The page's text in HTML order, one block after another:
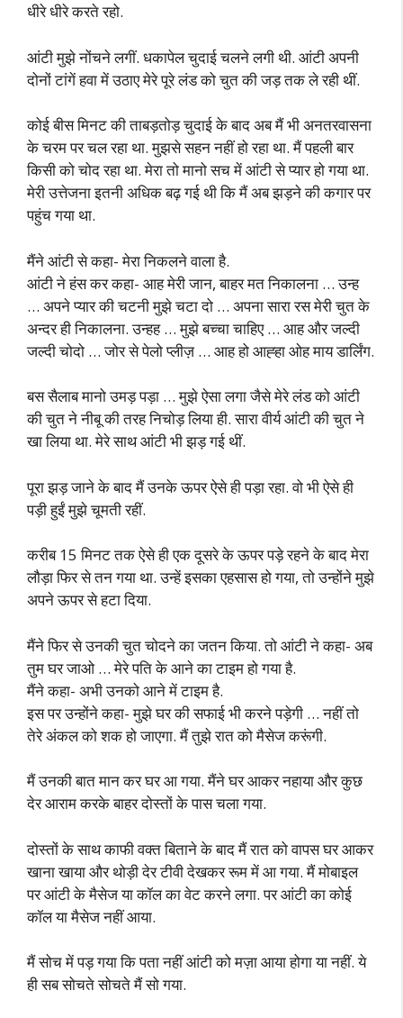
धीरे धीरे करते रहो.
आंटी मुझे नोंचने लगीं. धकापेल चुदाई चलने लगी थी. आंटी अपनी
दोनों टांगें हवा में उठाए मेरे पूरे लंड को चुत की जड़ तक ले रही थीं.
कोई बीस मिनट की ताबड़तोड़ चुदाई के बाद अब मैं भी अनतरवासना
के चरम पर चल रहा था. मुझसे सहन नहीं हो रहा था. मैं पहली बार
किसी को चोद रहा था. मेरा तो मानो सच में आंटी से प्यार हो गया था.
मेरी उत्तेजना इतनी अधिक बढ़ गई थी कि मैं अब झड़ने की कगार पर
पहुंच गया था.
मैंने आंटी से कहा- मेरा निकलने वाला है.
आंटी ने हंस कर कहा- आह मेरी जान, बाहर मत निकालना … उन्ह
… अपने प्यार की चटनी मुझे चटा दो … अपना सारा रस मेरी चुत के
अन्दर ही निकालना. उन्हह … मुझे बच्चा चाहिए … आह और जल्दी
जल्दी चोदो … जोर से पेलो प्लीज़ … आह हो आह्हा ओह माय डार्लिंग.
बस सैलाब मानो उमड़ पड़ा … मुझे ऐसा लगा जैसे मेरे लंड को आंटी
की चुत ने नीबू की तरह निचोड़ लिया ही. सारा वीर्य आंटी की चुत ने
खा लिया था. मेरे साथ आंटी भी झड़ गई थीं.
पूरा झड़ जाने के बाद मैं उनके ऊपर ऐसे ही पड़ा रहा. वो भी ऐसे ही
पड़ी हुईं मुझे चूमती रहीं.
करीब 15 मिनट तक ऐसे ही एक दूसरे के ऊपर पड़े रहने के बाद मेरा
लौड़ा फिर से तन गया था. उन्हें इसका एहसास हो गया, तो उन्होंने मुझे
अपने ऊपर से हटा दिया.
मैंने फिर से उनकी चुत चोदने का जतन किया. तो आंटी ने कहा- अब
तुम घर जाओ … मेरे पति के आने का टाइम हो गया है.
मैंने कहा- अभी उनको आने में टाइम है.
इस पर उन्होंने कहा- मुझे घर की सफाई भी करने पड़ेगी … नहीं तो
तेरे अंकल को शक हो जाएगा. मैं तुझे रात को मैसेज करूंगी.
मैं उनकी बात मान कर घर आ गया. मैंने घर आकर नहाया और कुछ
देर आराम करके बाहर दोस्तों के पास चला गया.
दोस्तों के साथ काफी वक्त बिताने के बाद मैं रात को वापस घर आकर
खाना खाया और थोड़ी देर टीवी देखकर रूम में आ गया. मैं मोबाइल
पर आंटी के मैसेज या कॉल का वेट करने लगा. पर आंटी का कोई
कॉल या मैसेज नहीं आया.
मैं सोच में पड़ गया कि पता नहीं आंटी को मज़ा आया होगा या नहीं. ये
ही सब सोचते सोचते मैं सो गया.